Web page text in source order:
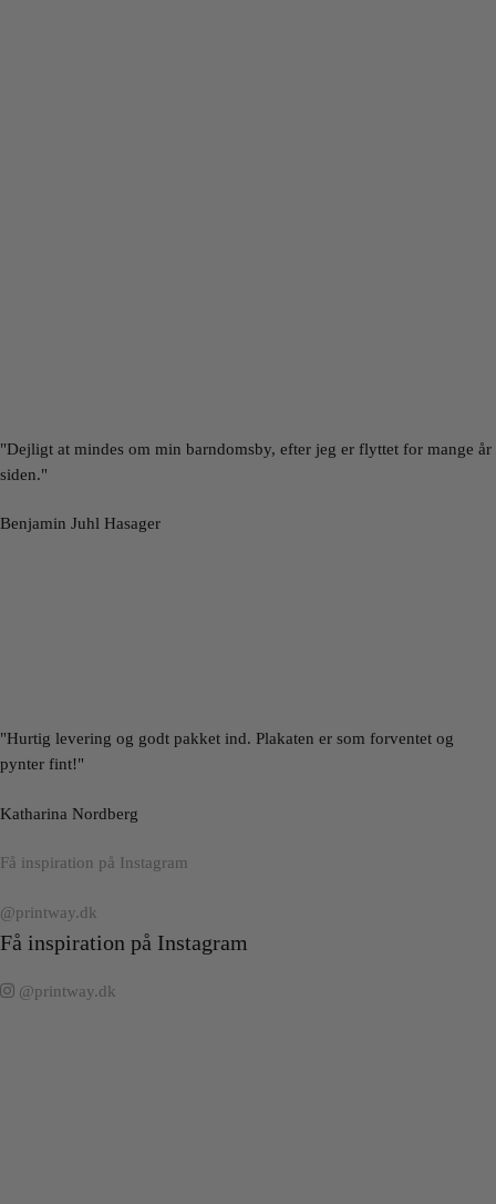
"Dejligt at mindes om min barndomsby, efter jeg er flyttet for mange år
siden."
Benjamin Juhl Hasager
"Hurtig levering og godt pakket ind. Plakaten er som forventet og
pynter fint!"
Katharina Nordberg
Få inspiration på Instagram
@printway.dk
Få inspiration på Instagram
@printway.dk